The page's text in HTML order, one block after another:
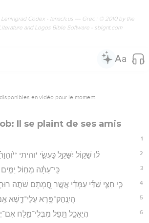
Codex - tanach.us --- Grec : © 2010 by the
and Logos Bible Software - sblgnt.com
en vidéo pour le moment.
Il se plaint de ses amis
1
2 ל֗וּ שָׁק֣וֹל יִשָּׁקֵ֣ל כַּעְשִׂ֑י *והיתי
3 כִּֽי־עַתָּ֗ה מֵח֣וֹל יַמִּ֣ים
4 כִּ֤י חִצֵּ֪י שַׁדַּ֡י עִמָּדִ֗י אֲשֶׁ֣ר חֲ֭מָתָם שֹׁתָ֣ה רוּחִ֑י
5 הֲיִֽנְהַק־פֶּ֥רֶא עֲלֵי־דֶ֑שֶׁא אִ֥ם
6 הֲיֵאָכֵ֣ל תָּ֭פֵל מִבְּלִי־מֶ֑לַח